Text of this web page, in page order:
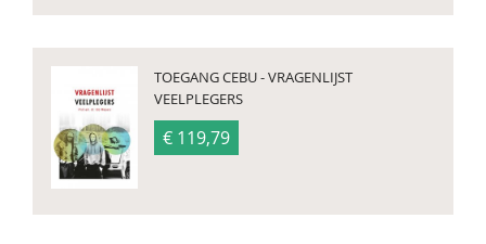
TOEGANG CEBU - VRAGENLIJST
VEELPLEGERS
€ 119,79